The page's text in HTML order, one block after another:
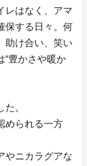
レはなく、アマ
保する日々。何
助け合い、笑い
“豊かさや暖か
。
められる一方
やニカラグアな